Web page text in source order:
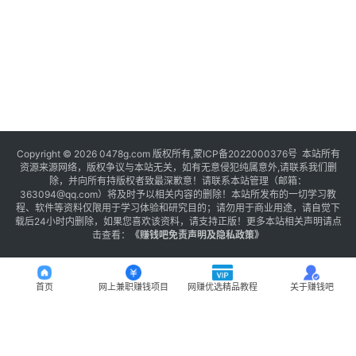
Copyright © 2026 0478g.com 版权所有,蒙ICP备2022000376号 本站所有
资源来源网络，版权争议与本站无关，如有无意侵犯纯属意外,请联系我们删
除，并向所有持版权者致最深歉意！请联系本站管理（邮箱：
363094@qq.com）将及时予以相关内容的删除！本站所发布的一切学习教
程、软件等资料仅限用于学习体验和研究目的；请勿用于商业用途，请自觉下
载后24小时内删除，如果您喜欢该资料，请支持正版！更多本站相关声明请点
击查看：
《赚钱吧免责声明及隐私政策》
首页 网上兼职赚钱项目 网赚优选精品教程 关于赚钱吧